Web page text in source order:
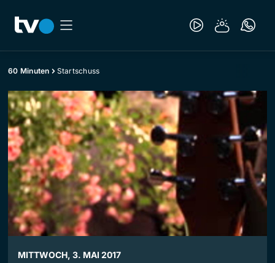
60 Minuten Startschuss
MITTWOCH, 3. MAI 2017